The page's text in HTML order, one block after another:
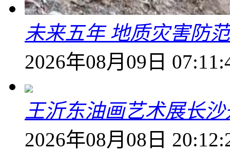
未来五年 地质灾害防
2026年08月09日
王沂东油画艺术展长
2026年08月08日